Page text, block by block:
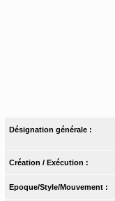
Désignation générale :
Création / Exécution :
Epoque/Style/Mouvement :